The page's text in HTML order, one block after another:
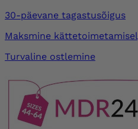
30-päevane tagastusõigus
Maksmine kättetoimetamisel
Turvaline ostlemine